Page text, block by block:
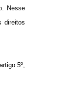
Nesse
direitos
5º,